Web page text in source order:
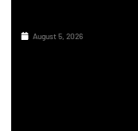
August 5, 2026